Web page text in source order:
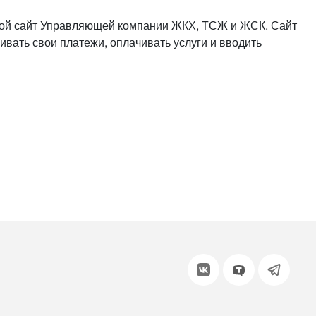
сайт Управляющей компании ЖКХ, ТСЖ и ЖСК. Сайт
свои платежи, оплачивать услуги и вводить